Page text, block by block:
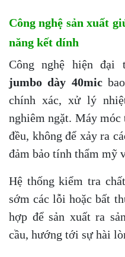
Công nghệ sản xuất
năng kết dính
Công nghệ hiện đại
jumbo dày 40mic
chính xác, xử lý
nghiêm ngặt. Máy
đều, không để xảy ra
đảm bảo tính thẩm mỹ
Hệ thống kiểm tra
sớm các lỗi hoặc bất
hợp để sản xuất ra
cầu, hướng tới sự hài